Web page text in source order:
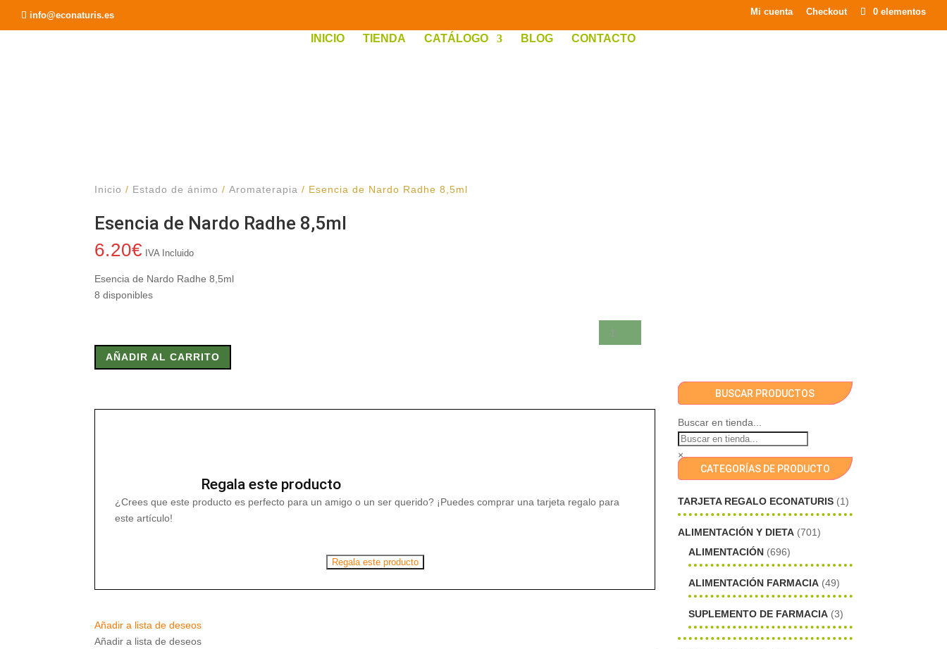
info@econaturis.es Mi cuenta Checkout 0 elementos
INICIO TIENDA CATÁLOGO BLOG CONTACTO
Inicio / Estado de ánimo /Aromaterapia / Esencia de Nardo Radhe 8,5ml
Esencia de Nardo Radhe 8,5ml
6.20€ IVA Incluido
Esencia de Nardo Radhe 8,5ml
8 disponibles
de
Nardo
cantidad
AÑADIR AL CARRITO
Regala este producto
¿Crees que este producto es perfecto para un amigo o un ser querido? ¡Puedes comprar una tarjeta regalo para
este artículo!
Regala este producto
Añadir a lista de deseos
Añadir a lista de deseos
BUSCAR PRODUCTOS
Buscar en tienda...
×
CATEGORÍAS DE PRODUCTO
TARJETA REGALO ECONATURIS (1)
ALIMENTACIÓN Y DIETA (701)
ALIMENTACIÓN (696)
ALIMENTACIÓN FARMACIA (49)
SUPLEMENTO DE FARMACIA (3)